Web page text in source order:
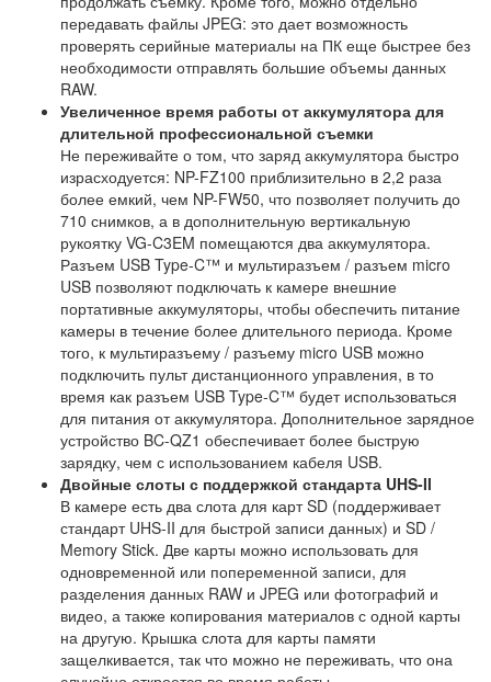
передавать файлы JPEG: это дает возможность
проверять серийные материалы на ПК еще быстрее без
необходимости отправлять большие объемы данных
RAW.
Увеличенное время работы от аккумулятора для
длительной профессиональной съемки
Не переживайте о том, что заряд аккумулятора быстро
израсходуется: NP-FZ100 приблизительно в 2,2 раза
более емкий, чем NP-FW50, что позволяет получить до
710 снимков, а в дополнительную вертикальную
рукоятку VG-C3EM помещаются два аккумулятора.
Разъем USB Type-C™ и мультиразъем / разъем micro
USB позволяют подключать к камере внешние
портативные аккумуляторы, чтобы обеспечить питание
камеры в течение более длительного периода. Кроме
того, к мультиразъему / разъему micro USB можно
подключить пульт дистанционного управления, в то
время как разъем USB Type-C™ будет использоваться
для питания от аккумулятора. Дополнительное зарядное
устройство BC-QZ1 обеспечивает более быструю
зарядку, чем с использованием кабеля USB.
Двойные слоты с поддержкой стандарта UHS-II
В камере есть два слота для карт SD (поддерживает
стандарт UHS-II для быстрой записи данных) и SD /
Memory Stick. Две карты можно использовать для
одновременной или попеременной записи, для
разделения данных RAW и JPEG или фотографий и
видео, а также копирования материалов с одной карты
на другую. Крышка слота для карты памяти
защелкивается, так что можно не переживать, что она